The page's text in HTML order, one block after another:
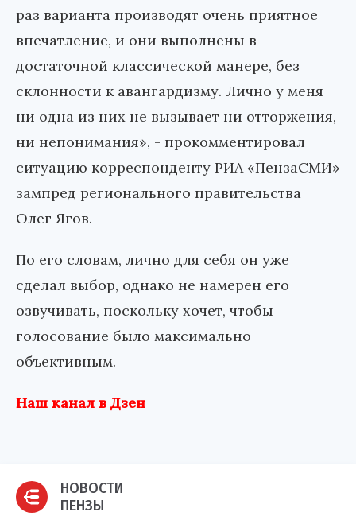
раз варианта производят очень приятное
впечатление, и они выполнены в
достаточной классической манере, без
склонности к авангардизму. Лично у меня
ни одна из них не вызывает ни отторжения,
ни непонимания», - прокомментировал
ситуацию корреспонденту РИА «ПензаСМИ»
зампред регионального правительства
Олег Ягов.
По его словам, лично для себя он уже
сделал выбор, однако не намерен его
озвучивать, поскольку хочет, чтобы
голосование было максимально
объективным.
Наш канал в Дзен
НОВОСТИ
ПЕНЗЫ